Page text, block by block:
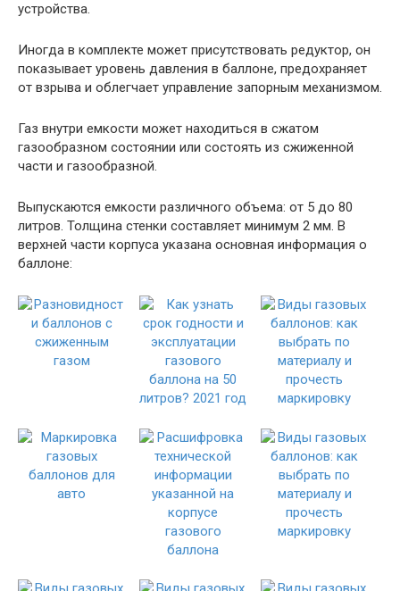
устройства.
Иногда в комплекте может присутствовать редуктор, он
показывает уровень давления в баллоне, предохраняет
от взрыва и облегчает управление запорным механизмом.
Газ внутри емкости может находиться в сжатом
газообразном состоянии или состоять из сжиженной
части и газообразной.
Выпускаются емкости различного объема: от 5 до 80
литров. Толщина стенки составляет минимум 2 мм. В
верхней части корпуса указана основная информация о
баллоне: